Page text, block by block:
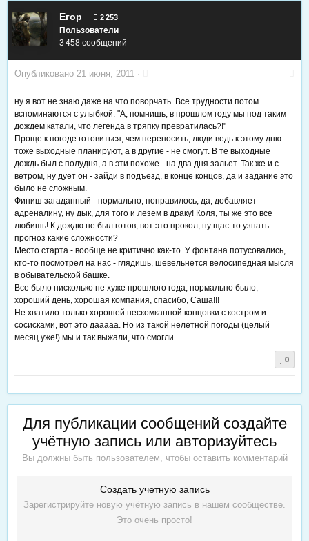
Егор 2 253
Пользователи
3 458 сообщений
Опубликовано 21 июня, 2011 ·
ну я вот не знаю даже на что поворчать. Все трудности потом
вспоминаются с улыбкой: "А, помнишь, в прошлом году мы под таким
дождем катали, что легенда в тряпку превратилась?!"
Проще к погоде готовиться, чем переносить, люди ведь к этому дню
тоже выходные планируют, а в другие - не смогут. В те выходные
дождь был с полудня, а в эти похоже - на два дня зальет. Так же и с
ветром, ну дует он - зайди в подъезд, в конце концов, да и задание это
было не сложным.
Финиш загаданный - нормально, понравилось, да, добавляет
адреналину, ну дык, для того и лезем в драку! Коля, ты же это все
любишь! К дождю не был готов, вот это прокол, ну щас-то узнать
прогноз какие сложности?
Место старта - вообще не критично как-то. У фонтана потусовались,
кто-то посмотрел на нас - глядишь, шевельнется велосипедная мысля
в обывательской башке.
Все было нисколько не хуже прошлого года, нормально было,
хороший день, хорошая компания, спасибо, Саша!!!
Не хватило только хорошей нескомканной концовки с костром и
сосисками, вот это дааааа. Но из такой нелетной погоды (целый
месяц уже!) мы и так выжали, что смогли.
0
Для публикации сообщений создайте
учётную запись или авторизуйтесь
Вы должны быть пользователем, чтобы оставить комментарий
Создать учетную запись
Зарегистрируйте новую учётную запись в нашем сообществе.
Это очень просто!